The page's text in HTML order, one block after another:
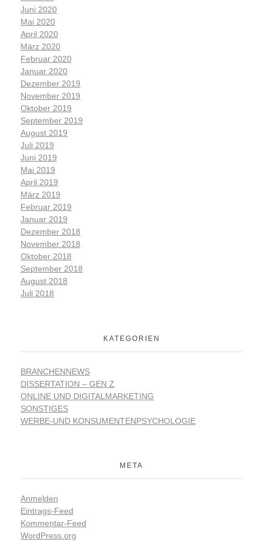
Juni 2020
Mai 2020
April 2020
März 2020
Februar 2020
Januar 2020
Dezember 2019
November 2019
Oktober 2019
September 2019
August 2019
Juli 2019
Juni 2019
Mai 2019
April 2019
März 2019
Februar 2019
Januar 2019
Dezember 2018
November 2018
Oktober 2018
September 2018
August 2018
Juli 2018
KATEGORIEN
BRANCHENNEWS
DISSERTATION – GEN Z
ONLINE UND DIGITALMARKETING
SONSTIGES
WERBE-UND KONSUMENTENPSYCHOLOGIE
META
Anmelden
Eintrags-Feed
Kommentar-Feed
WordPress.org